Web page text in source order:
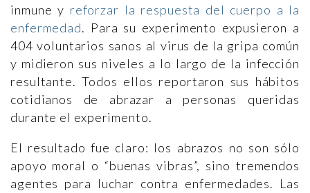
inmune y reforzar la respuesta del cuerpo a la
enfermedad. Para su experimento expusieron a
404 voluntarios sanos al virus de la gripa común
y midieron sus niveles a lo largo de la infección
resultante. Todos ellos reportaron sus hábitos
cotidianos de abrazar a personas queridas
durante el experimento.
El resultado fue claro: los abrazos no son sólo
apoyo moral o “buenas vibras”, sino tremendos
agentes para luchar contra enfermedades. Las